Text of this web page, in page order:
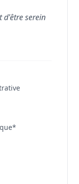
d'être serein